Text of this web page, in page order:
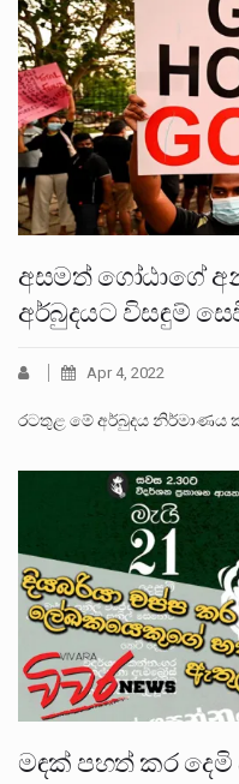
අසමත් ගෝඨාගේ
අර්බුදයට විසඳුම්
Apr 4, 2022
රටතුළ මේ අර්බුදය නිර්මාණය
මඳක් පහත් කර